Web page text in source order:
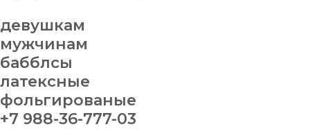
девушкам
мужчинам
бабблсы
латексные
фольгированые
+7 988-36-777-03